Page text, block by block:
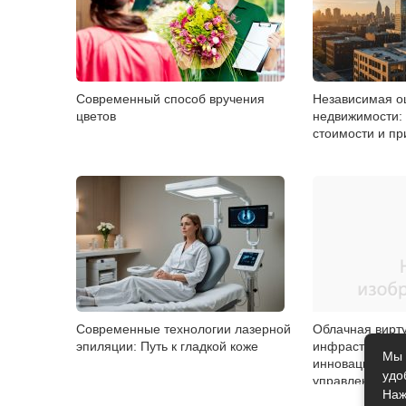
Современный способ вручения
цветов
Независимая
недвижимости:
стоимости и
Современные технологии лазерной
эпиляции: Путь к гладкой коже
Облачная
управлению
Мы